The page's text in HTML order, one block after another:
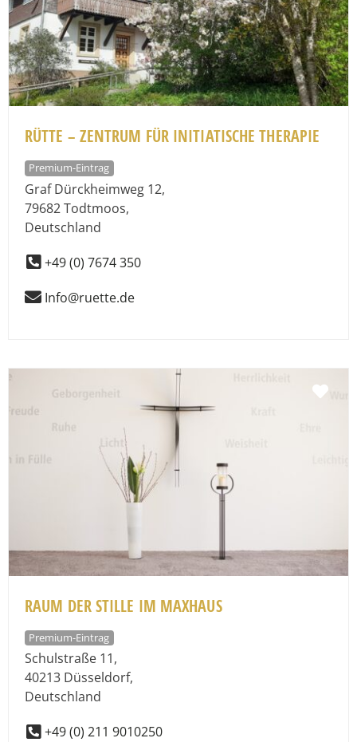
RÜTTE – ZENTRUM FÜR INITIATISCHE THERAPIE
Premium-Eintrag
Graf Dürckheimweg 12,
79682Todtmoos,
Deutschland
+49 (0) 7674 350
Info@ruette.de
RAUM DER STILLE IM MAXHAUS
Premium-Eintrag
Schulstraße 11,
40213 Düsseldorf,
Deutschland
+49 (0) 211 9010250